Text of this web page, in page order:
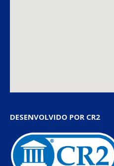
DESENVOLVIDO POR CR2